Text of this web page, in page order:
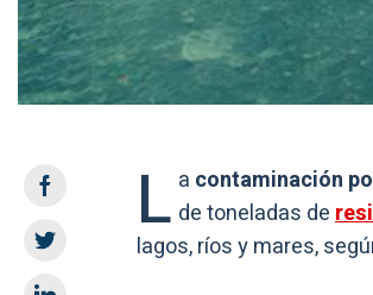
L a contaminación
de toneladas de
lagos, ríos y mares,